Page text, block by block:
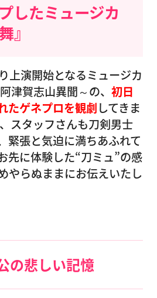
したミュージカ
』
上演開始となるミュージカ
津賀志山異聞～の、 初日
たゲネプロを観劇してきま
スタッフさんも刀剣男士
緊張と気迫に満ちあふれて
先に体験した“刀ミュ”の感
やらぬままにお伝えいたし
の悲しい記憶